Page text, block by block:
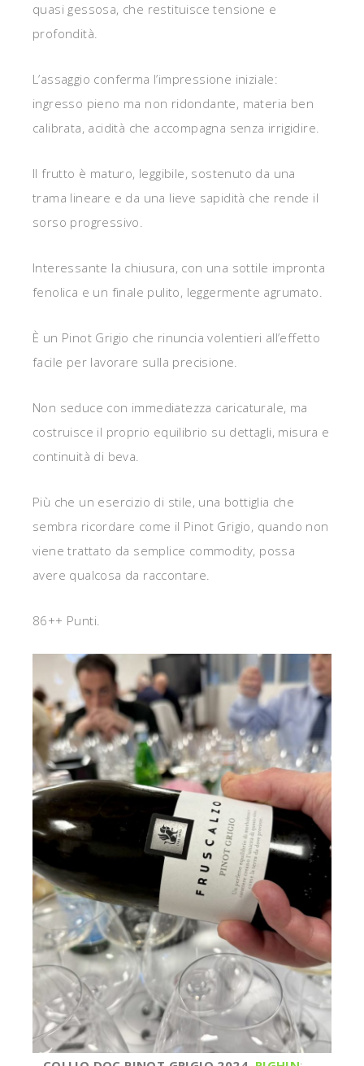
quasi gessosa, che restituisce tensione e
profondità.
L’assaggio conferma l’impressione iniziale:
ingresso pieno ma non ridondante, materia ben
calibrata, acidità che accompagna senza irrigidire.
Il frutto è maturo, leggibile, sostenuto da una
trama lineare e da una lieve sapidità che rende il
sorso progressivo.
Interessante la chiusura, con una sottile impronta
fenolica e un finale pulito, leggermente agrumato.
È un Pinot Grigio che rinuncia volentieri all’effetto
facile per lavorare sulla precisione.
Non seduce con immediatezza caricaturale, ma
costruisce il proprio equilibrio su dettagli, misura e
continuità di beva.
Più che un esercizio di stile, una bottiglia che
sembra ricordare come il Pinot Grigio, quando non
viene trattato da semplice commodity, possa
avere qualcosa da raccontare.
86++ Punti.